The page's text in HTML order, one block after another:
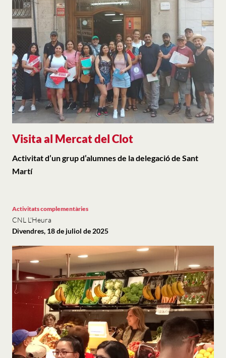
Visita al Mercat del Clot
Activitat d’un grup d’alumnes de la delegació de Sant
Martí
Activitats complementàries
CNL L'Heura
Divendres, 18 de juliol de 2025